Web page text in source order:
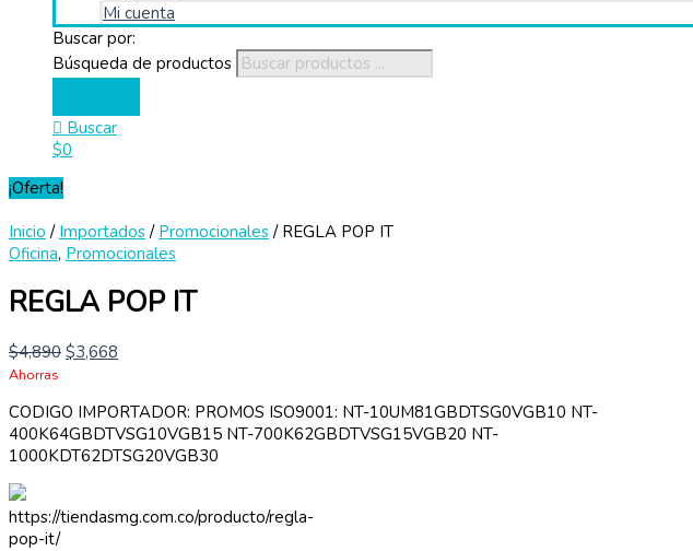
Mi cuenta
Buscar por:
Búsqueda de productos
Buscar
$0
¡Oferta!
Inicio / Importados/ Promocionales/ REGLA POP IT
Oficina, Promocionales
REGLA POP IT
$4,890 $3,668
Ahorras
CODIGO IMPORTADOR: PROMOS ISO9001: NT-10UM81GBDTSG0VGB10 NT-
400K64GBDTVSG10VGB15 NT-700K62GBDTVSG15VGB20 NT-
1000KDT62DTSG20VGB30
https://tiendasmg.com.co/producto/regla-
pop-it/